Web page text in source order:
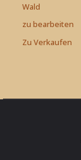
Wald
zu bearbeiten
Zu Verkaufen